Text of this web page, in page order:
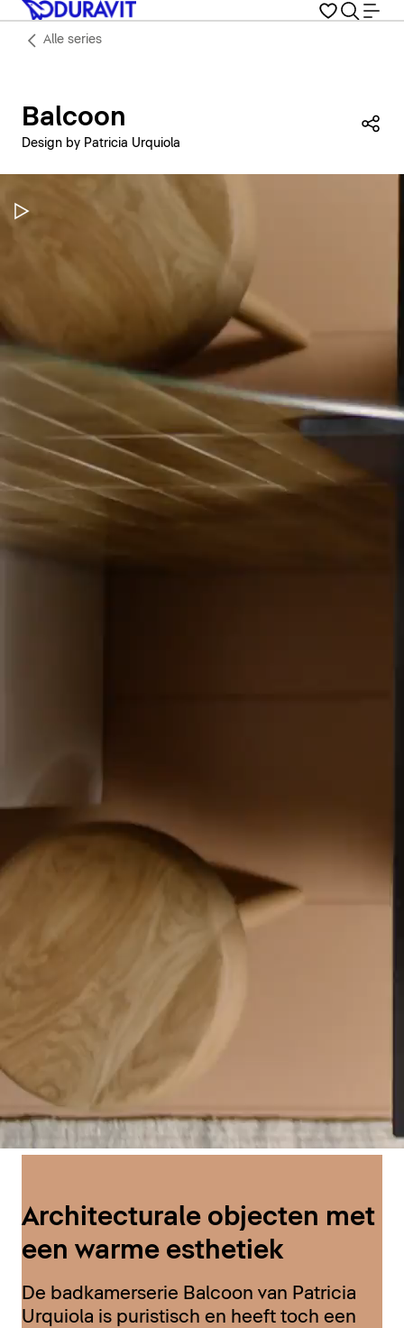
Alle series
Balcoon
Design by Patricia Urquiola
Video pauzeren
Architecturale objecten met
een warme esthetiek
De badkamerserie Balcoon van Patricia
Urquiola is puristisch en heeft toch een